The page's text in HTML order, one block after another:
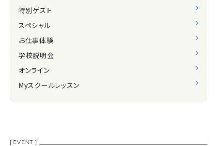
特別ゲスト
スペシャル
お仕事体験
学校説明会
オンライン
Myスクールレッスン
[ EVENT ]